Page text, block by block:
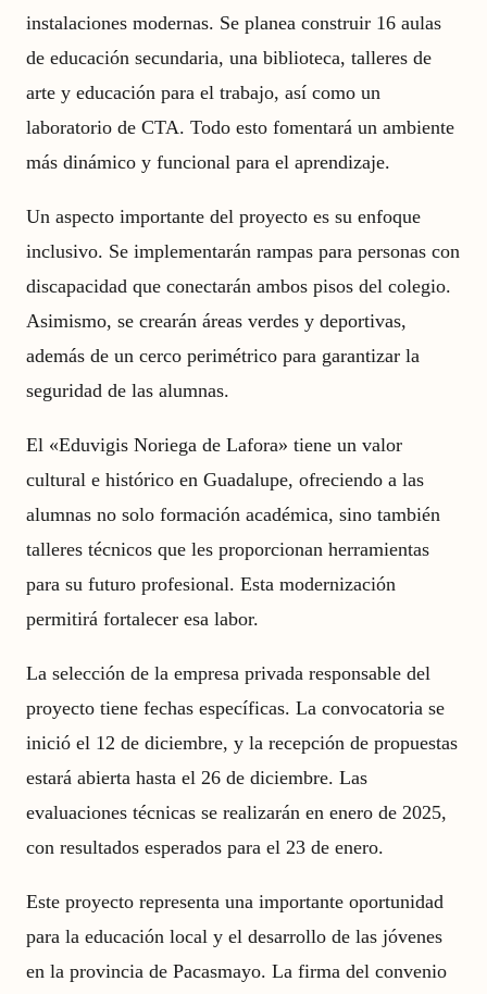
instalaciones modernas. Se planea construir 16 aulas
de educación secundaria, una biblioteca, talleres de
arte y educación para el trabajo, así como un
laboratorio de CTA. Todo esto fomentará un ambiente
más dinámico y funcional para el aprendizaje.
Un aspecto importante del proyecto es su enfoque
inclusivo. Se implementarán rampas para personas con
discapacidad que conectarán ambos pisos del colegio.
Asimismo, se crearán áreas verdes y deportivas,
además de un cerco perimétrico para garantizar la
seguridad de las alumnas.
El «Eduvigis Noriega de Lafora» tiene un valor
cultural e histórico en Guadalupe, ofreciendo a las
alumnas no solo formación académica, sino también
talleres técnicos que les proporcionan herramientas
para su futuro profesional. Esta modernización
permitirá fortalecer esa labor.
La selección de la empresa privada responsable del
proyecto tiene fechas específicas. La convocatoria se
inició el 12 de diciembre, y la recepción de propuestas
estará abierta hasta el 26 de diciembre. Las
evaluaciones técnicas se realizarán en enero de 2025,
con resultados esperados para el 23 de enero.
Este proyecto representa una importante oportunidad
para la educación local y el desarrollo de las jóvenes
en la provincia de Pacasmayo. La firma del convenio